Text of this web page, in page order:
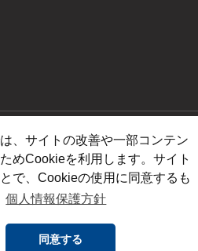
、サイトの改善や一部コンテン
めCookieを利用します。サイト
で、Cookieの使用に同意するも
個人情報保護方針
同意する